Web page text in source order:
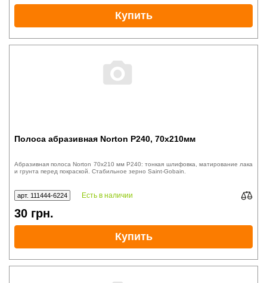
Купить
Полоса абразивная Norton P240, 70x210мм
Абразивная полоса Norton 70x210 мм P240: тонкая шлифовка, матирование лака
и грунта перед покраской. Стабильное зерно Saint-Gobain.
арт. 111444-6224 Есть в наличии
30 грн.
Купить